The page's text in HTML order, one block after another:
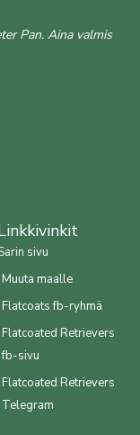
Pan. Aina valmis
sivu
Muuta maalle
Flatcoats fb-ryhmä
Flatcoated Retrievers
fb-sivu
Flatcoated Retrievers
Telegram